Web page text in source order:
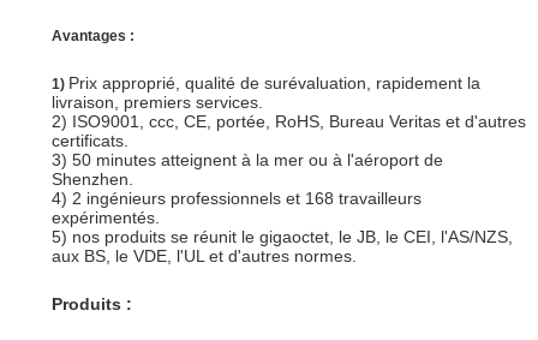
Avantages :
1) Prix approprié, qualité de surévaluation, rapidement la
livraison, premiers services.
2) ISO9001, ccc, CE, portée, RoHS, Bureau Veritas et d'autres
certificats.
3) 50 minutes atteignent à la mer ou à l'aéroport de
Shenzhen.
4) 2 ingénieurs professionnels et 168 travailleurs
expérimentés.
5) nos produits se réunit le gigaoctet, le JB, le CEI, l'AS/NZS,
aux BS, le VDE, l'UL et d'autres normes.
Produits :